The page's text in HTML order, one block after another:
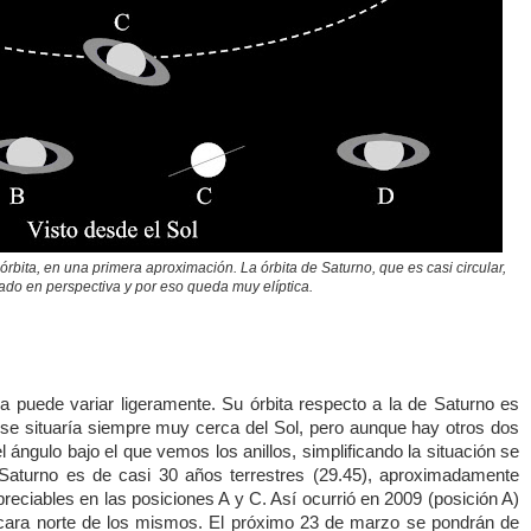
en una primera aproximación. La órbita de Saturno, que es casi circular,
en perspectiva y por eso queda muy elíptica.
puede variar ligeramente. Su órbita respecto a la de Saturno es
situaría siempre muy cerca del Sol, pero aunque hay otros dos
ángulo bajo el que vemos los anillos, simplificando la situación se
es de casi 30 años terrestres (29.45), aproximadamente
en las posiciones A y C. Así ocurrió en 2009 (posición A)
norte de los mismos. El próximo 23 de marzo se pondrán de